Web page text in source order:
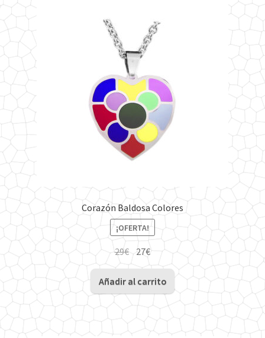
Corazón Baldosa Colores
¡OFERTA!
29€ El
precio
original
era:
27€El
precio
actual
es:
27€.
Añadir al carrito